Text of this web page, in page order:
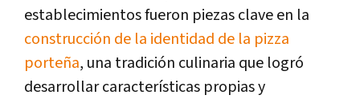
establecimientos fueron piezas clave en la
construcción de la identidad de la pizza
porteña, una tradición culinaria que logró
desarrollar características propias y